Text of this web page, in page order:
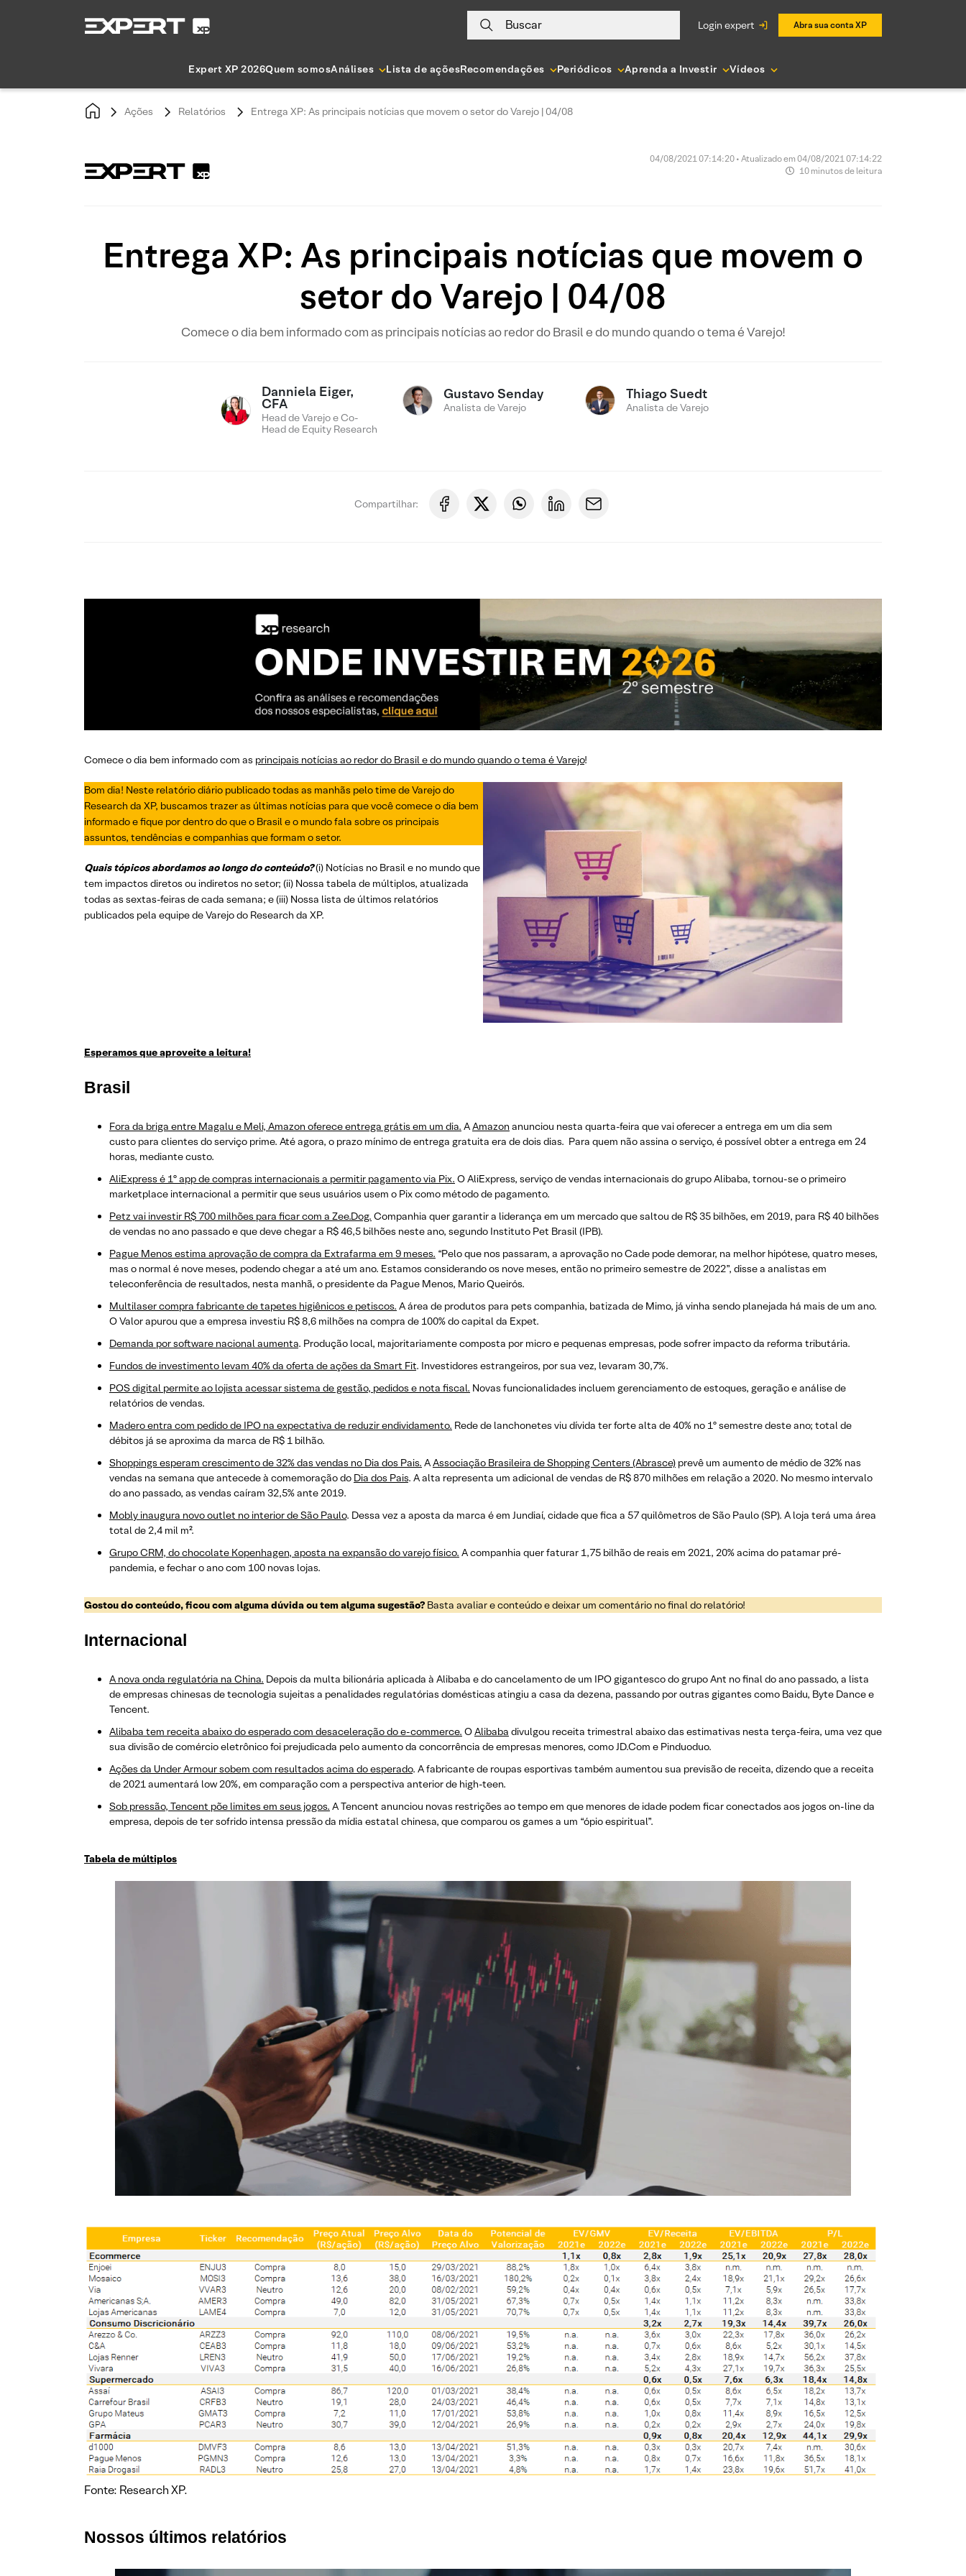
Buscar login expert Abra sua conta XP
Expert XP 2026Quem somosAnálises Lista de açõesRecomendações Periódicos Aprenda a Investir Vídeos
Ações Relatórios Entrega XP: As principais notícias que movem o setor do Varejo | 04/08
04/08/2021 07:14:20 • Atualizado em 04/08/2021 07:14:22
10 minutos de leitura
Entrega XP: As principais notícias que movem o
setor do Varejo | 04/08
Comece o dia bem informado com as principais notícias ao redor do Brasil e do mundo quando o tema é Varejo!
Danniela Eiger,
CFA
Head de Varejo e Co-
Head de Equity Research
Gustavo Senday
Analista de Varejo
Thiago Suedt
Analista de Varejo
Compartilhar:
Comece o dia bem informado com as principais notícias ao redor do Brasil e do mundo quando o tema é Varejo!
Bom dia! Neste relatório diário publicado todas as manhãs pelo time de Varejo do
Research da XP, buscamos trazer as últimas notícias para que você comece o dia bem
informado e fique por dentro do que o Brasil e o mundo fala sobre os principais
assuntos, tendências e companhias que formam o setor.
Quais tópicos abordamos ao longo do conteúdo?(i) Notícias no Brasil e no mundo que
tem impactos diretos ou indiretos no setor; (ii) Nossa tabela de múltiplos, atualizada
todas as sextas-feiras de cada semana; e (iii) Nossa lista de últimos relatórios
publicados pela equipe de Varejo do Research da XP.
Esperamos que aproveite a leitura!
Brasil
Fora da briga entre Magalu e Meli, Amazon oferece entrega grátis em um dia. AAmazon anunciou nesta quarta-feira que vai oferecer a entrega em um dia sem
custo para clientes do serviço prime. Até agora, o prazo mínimo de entrega gratuita era de dois dias. Para quem não assina o serviço, é possível obter a entrega em 24
horas, mediante custo.
AliExpress é 1º app de compras internacionais a permitir pagamento via Pix. O AliExpress, serviço de vendas internacionais do grupo Alibaba, tornou-se o primeiro
marketplace internacional a permitir que seus usuários usem o Pix como método de pagamento.
Petz vai investir R$ 700 milhões para ficar com a Zee.Dog. Companhia quer garantir a liderança em um mercado que saltou de R$ 35 bilhões, em 2019, para R$ 40 bilhões
de vendas no ano passado e que deve chegar a R$ 46,5 bilhões neste ano, segundo Instituto Pet Brasil (IPB).
Pague Menos estima aprovação de compra da Extrafarma em 9 meses. “Pelo que nos passaram, a aprovação no Cade pode demorar, na melhor hipótese, quatro meses,
mas o normal é nove meses, podendo chegar a até um ano. Estamos considerando os nove meses, então no primeiro semestre de 2022”, disse a analistas em
teleconferência de resultados, nesta manhã, o presidente da Pague Menos, Mario Queirós.
Multilaser compra fabricante de tapetes higiênicos e petiscos. A área de produtos para pets companhia, batizada de Mimo, já vinha sendo planejada há mais de um ano.
O Valor apurou que a empresa investiu R$ 8,6 milhões na compra de 100% do capital da Expet.
Demanda por software nacional aumenta. Produção local, majoritariamente composta por micro e pequenas empresas, pode sofrer impacto da reforma tributária.
Fundos de investimento levam 40% da oferta de ações da Smart Fit. Investidores estrangeiros, por sua vez, levaram 30,7%.
POS digital permite ao lojista acessar sistema de gestão, pedidos e nota fiscal. Novas funcionalidades incluem gerenciamento de estoques, geração e análise de
relatórios de vendas.
Madero entra com pedido de IPO na expectativa de reduzir endividamento. Rede de lanchonetes viu dívida ter forte alta de 40% no 1º semestre deste ano; total de
débitos já se aproxima da marca de R$ 1 bilhão.
Shoppings esperam crescimento de 32% das vendas no Dia dos Pais. AAssociação Brasileira de Shopping Centers (Abrasce) prevê um aumento de médio de 32% nas
vendas na semana que antecede à comemoração do Dia dos Pais. A alta representa um adicional de vendas de R$ 870 milhões em relação a 2020. No mesmo intervalo
do ano passado, as vendas caíram 32,5% ante 2019.
Mobly inaugura novo outlet no interior de São Paulo. Dessa vez a aposta da marca é em Jundiaí, cidade que fica a 57 quilômetros de São Paulo (SP). A loja terá uma área
total de 2,4 mil m².
Grupo CRM, do chocolate Kopenhagen, aposta na expansão do varejo físico. A companhia quer faturar 1,75 bilhão de reais em 2021, 20% acima do patamar pré-
pandemia, e fechar o ano com 100 novas lojas.
Gostou do conteúdo, ficou com alguma dúvida ou tem alguma sugestão? Basta avaliar e conteúdo e deixar um comentário no final do relatório!
Internacional
A nova onda regulatória na China. Depois da multa bilionária aplicada à Alibaba e do cancelamento de um IPO gigantesco do grupo Ant no final do ano passado, a lista
de empresas chinesas de tecnologia sujeitas a penalidades regulatórias domésticas atingiu a casa da dezena, passando por outras gigantes como Baidu, Byte Dance e
Tencent.
Alibaba tem receita abaixo do esperado com desaceleração do e-commerce. OAlibaba divulgou receita trimestral abaixo das estimativas nesta terça-feira, uma vez que
sua divisão de comércio eletrônico foi prejudicada pelo aumento da concorrência de empresas menores, como JD.Com e Pinduoduo.
Ações da Under Armour sobem com resultados acima do esperado. A fabricante de roupas esportivas também aumentou sua previsão de receita, dizendo que a receita
de 2021 aumentará low 20%, em comparação com a perspectiva anterior de high-teen.
Sob pressão, Tencent põe limites em seus jogos. A Tencent anunciou novas restrições ao tempo em que menores de idade podem ficar conectados aos jogos on-line da
empresa, depois de ter sofrido intensa pressão da mídia estatal chinesa, que comparou os games a um “ópio espiritual”.
Tabela de múltiplos
Fonte: Research XP.
Nossos últimos relatórios